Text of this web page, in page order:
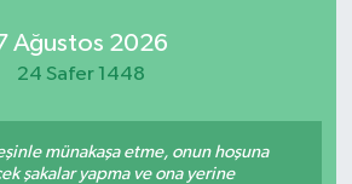
Ağustos 2026
24 Safer 1448
münakaşa etme, onun hoşuna
şakalar yapma ve ona yerine